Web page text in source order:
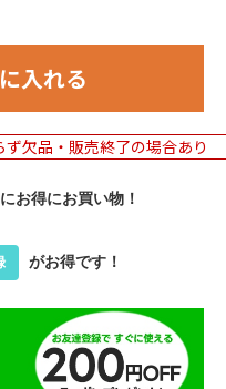
入れる
欠品・販売終了の場合あり
お得にお買い物！
がお得です！